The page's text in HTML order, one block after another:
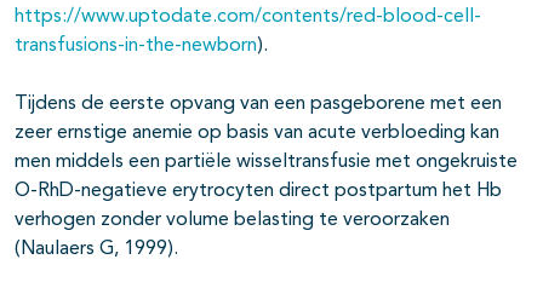
https://www.uptodate.com/contents/red-blood-cell-
transfusions-in-the-newborn).
Tijdens de eerste opvang van een pasgeborene met een
zeer ernstige anemie op basis van acute verbloeding kan
men middels een partiële wisseltransfusie met ongekruiste
O-RhD-negatieve erytrocyten direct postpartum het Hb
verhogen zonder volume belasting te veroorzaken
(Naulaers G, 1999).